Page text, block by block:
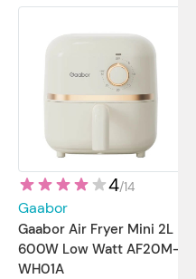
4/14
Gaabor
Gaabor Air Fryer Mini 2L
600W Low Watt AF20M-
WH01A